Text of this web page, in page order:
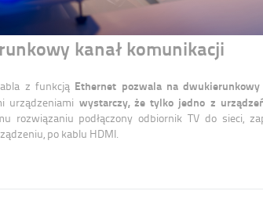
kanał komunikacji
z funkcją Ethernet pozwala na
urządzeniami wystarczy, że tylko jedno z
rozwiązaniu podłączony odbiornik TV do sieci,
po kablu HDMI.